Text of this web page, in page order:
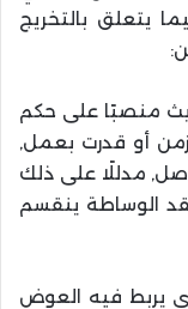
يتعلق بالتخريج
منصبًا على حكم
أو قدرت بعمل,
مدللًا على ذلك
عقد الوساطة ينقسم
يربط فيه العوض